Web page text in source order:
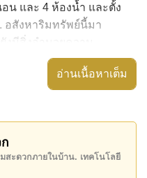
น และ 4 ห้องน้ำ และตั้ง
อสังหาริมทรัพย์นี้มา
งมีสิ่งอำนวยความ
อาบน้ำ/จากุซซี่, ดาดฟ้า,
ะว่ายน้ำ ส่วนกลาง ได้
@ Beach Pattaya
ย, บิ๊กซีพัทยาใต้ , หาด
อ่านเนื้อหาเต็ม
สะดวกภายในบ้าน. เทคโนโลยี